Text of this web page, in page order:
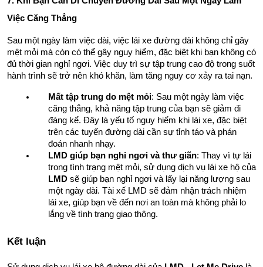
Việc Căng Thẳng
Sau một ngày làm việc dài, việc lái xe đường dài không chỉ gây
mệt mỏi mà còn có thể gây nguy hiểm, đặc biệt khi bạn không có
đủ thời gian nghỉ ngơi. Việc duy trì sự tập trung cao độ trong suốt
hành trình sẽ trở nên khó khăn, làm tăng nguy cơ xảy ra tai nạn.
Mất tập trung do mệt mỏi: Sau một ngày làm việc
căng thẳng, khả năng tập trung của bạn sẽ giảm đi
đáng kể. Đây là yếu tố nguy hiểm khi lái xe, đặc biệt
trên các tuyến đường dài cần sự tỉnh táo và phán
đoán nhanh nhạy.
LMD giúp bạn nghỉ ngơi và thư giãn: Thay vì tự lái
LMD sẽ giúp bạn nghỉ ngơi và lấy lại năng lượng sau
một ngày dài. Tài xế LMD sẽ đảm nhận trách nhiệm
lái xe, giúp bạn về đến nơi an toàn mà không phải lo
lắng về tình trạng giao thông.
Kết luận